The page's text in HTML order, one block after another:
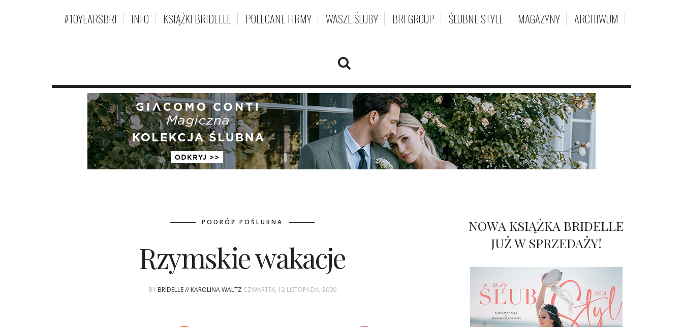
#10YEARSBRI INFO KSIĄŻKI BRIDELLE POLECANE FIRMY WASZE ŚLUBY BRI GROUP ŚLUBNE STYLE MAGAZYNY ARCHIWUM
PODRÓŻ POŚLUBNA
Rzymskie wakacje
BY BRIDELLE // KAROLINA WALTZ CZWARTEK, 12 LISTOPADA, 2009
NOWA KSIĄŻKA BRIDELLE
JUŻ W SPRZEDAŻY!